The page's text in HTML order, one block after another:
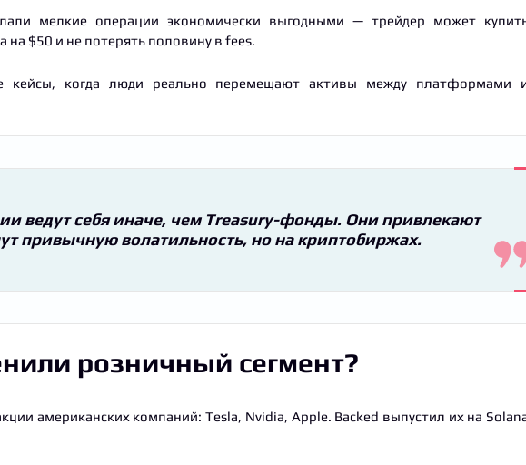
мелкие операции экономически выгодными — трейдер может
$50 и не потерять половину в fees.
кейсы, когда люди реально перемещают активы между платформами
ведут себя иначе, чем Treasury-фонды. Они привлекают
привычную волатильность, но на криптобиржах.
розничный сегмент?
американских компаний: Tesla, Nvidia, Apple. Backed выпустил их на